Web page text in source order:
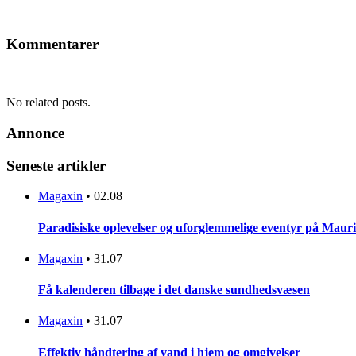
Kommentarer
No related posts.
Annonce
Seneste artikler
Magaxin • 02.08
Paradisiske oplevelser og uforglemmelige eventyr på
Magaxin • 31.07
Få kalenderen tilbage i det danske sundhedsvæsen
Magaxin • 31.07
Effektiv håndtering af vand i hjem og omgivelser